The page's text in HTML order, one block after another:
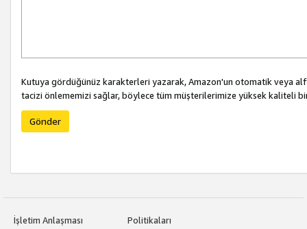
Kutuya gördüğünüz karakterleri yazarak, Amazon'un otomatik veya
tacizi önlememizi sağlar, böylece tüm müşterilerimize yüksek kaliteli
Gönder
İşletim Anlaşması
Politikaları